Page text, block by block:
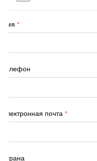
Имя *
Телефон
Электронная почта *
Страна